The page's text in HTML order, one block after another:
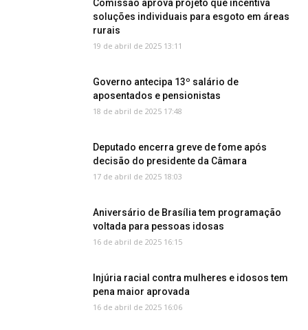
Comissão aprova projeto que incentiva
soluções individuais para esgoto em áreas
rurais
19 de abril de 2025 13:11
Governo antecipa 13º salário de
aposentados e pensionistas
18 de abril de 2025 17:48
Deputado encerra greve de fome após
decisão do presidente da Câmara
17 de abril de 2025 18:03
Aniversário de Brasília tem programação
voltada para pessoas idosas
16 de abril de 2025 16:15
Injúria racial contra mulheres e idosos tem
pena maior aprovada
16 de abril de 2025 16:06